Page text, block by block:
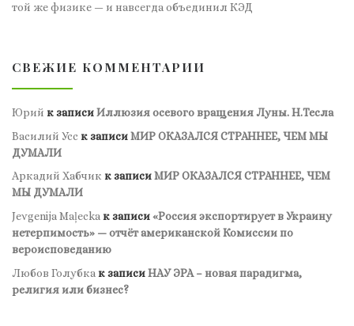
той же физике — и навсегда объединил КЭД
СВЕЖИЕ КОММЕНТАРИИ
Юрий к записиИллюзия осевого вращения Луны. Н.Тесла
Василий Усс к записиМИР ОКАЗАЛСЯ СТРАННЕЕ, ЧЕМ МЫ
ДУМАЛИ
Аркадий Хабчик к записиМИР ОКАЗАЛСЯ СТРАННЕЕ, ЧЕМ
МЫ ДУМАЛИ
Jevgenija Maļecka к записи«Россия экспортирует в Украину
нетерпимость» — отчёт американской Комиссии по
вероисповеданию
Любов Голубка к записиНАУ ЭРА – новая парадигма,
религия или бизнес?